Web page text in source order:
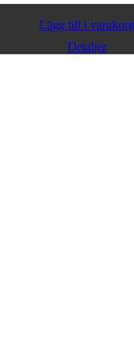
Lägg till i varukorg
Detaljer